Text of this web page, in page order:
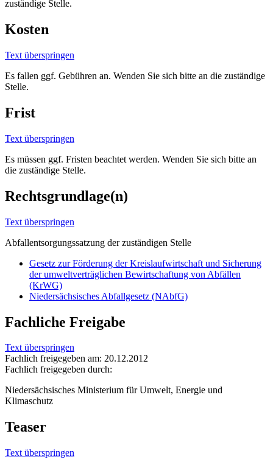
zuständige Stelle.
Kosten
Text überspringen
Es fallen ggf. Gebühren an. Wenden Sie sich bitte an die zuständige
Stelle.
Frist
Text überspringen
Es müssen ggf. Fristen beachtet werden. Wenden Sie sich bitte an
die zuständige Stelle.
Rechtsgrundlage(n)
Text überspringen
Abfallentsorgungssatzung der zuständigen Stelle
Gesetz zur Förderung der Kreislaufwirtschaft und Sicherung
der umweltverträglichen Bewirtschaftung von Abfällen
(KrWG)
Niedersächsisches Abfallgesetz (NAbfG)
Fachliche Freigabe
Text überspringen
Fachlich freigegeben am: 20.12.2012
Fachlich freigegeben durch:
Niedersächsisches Ministerium für Umwelt, Energie und
Klimaschutz
Teaser
Text überspringen